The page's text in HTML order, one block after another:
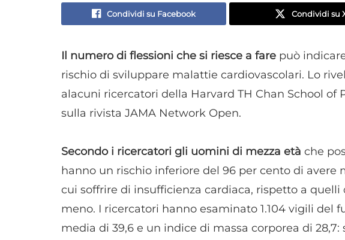
Condividi su Facebook Condividi su
Il numero di flessioni che si riesce a fare può
rischio di sviluppare malattie cardiovascolari. Lo
alacuni ricercatori della Harvard TH Chan School
sulla rivista JAMA Network Open.
Secondo i ricercatori gli uomini di mezza età che
hanno un rischio inferiore del 96 per cento di avere
cui soffrire di insufficienza cardiaca, rispetto a quelli
meno. I ricercatori hanno esaminato 1.104 vigili del
media di 39,6 e un indice di massa corporea di 28,7: